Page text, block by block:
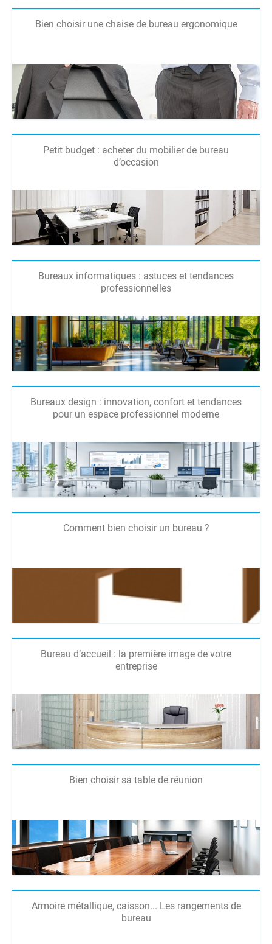
Bien choisir une chaise de bureau ergonomique
Petit budget : acheter du mobilier de bureau
d’occasion
Bureaux informatiques : astuces et tendances
professionnelles
Bureaux design : innovation, confort et tendances
pour un espace professionnel moderne
Comment bien choisir un bureau ?
Bureau d’accueil : la première image de votre
entreprise
Bien choisir sa table de réunion
Armoire métallique, caisson... Les rangements de
bureau